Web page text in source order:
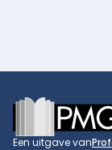
Footer
Een uitgave van